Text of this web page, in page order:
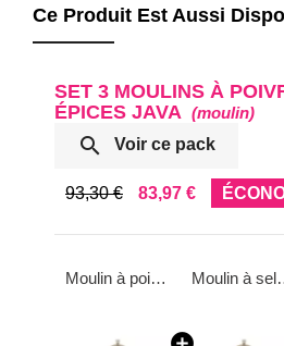
Ce Produit Est Aussi
SET 3 MOULINS À
ÉPICES JAVA (moulin)
 Voir ce pack
93,30 € 83,97 €
Moulin à poivre en bois naturel JAVA Moulin à